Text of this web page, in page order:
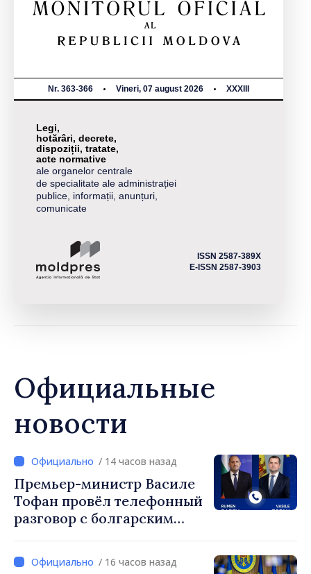
Nr. 363-366 Vineri, 07 august 2026 XXXIII
Legi,
hotărâri, decrete,
dispoziții, tratate,
acte normative
ale organelor centrale
de specialitate ale administrației
publice, informații, anunțuri,
comunicate
ISSN 2587-389X
E-ISSN 2587-3903
Официальные
новости
/ 14 часов назад
Премьер-министр Василе
Тофан провёл телефонный
разговор с болгарским
Радевым
/ 16 часов назад